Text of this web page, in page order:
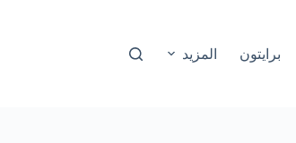
برايتون المزيد